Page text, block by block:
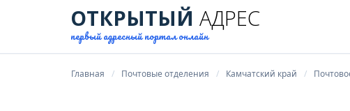
ОТКРЫТЫЙ АДРЕС
первый адресный портал онлайн
Главная Почтовые отделения Камчатский край